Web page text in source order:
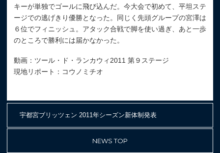
キーが単独でゴールに飛び込んだ。今大会で初めて、平坦ステ
ージでの逃げきり優勝となった。同じく先頭グループの宮澤は
６位でフィニッシュ。アタック合戦で脚を使い過ぎ、あと一歩
のところで勝利には届かなかった。
動画：ツール・ド・ランカウィ2011 第９ステージ
現地リポート：コウノミチオ
宇都宮ブリッツェン 2011年シーズン新体制発表
NEWS TOP